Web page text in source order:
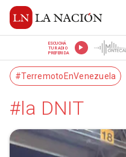
ESCUCHÁ
TU RADIO
PREFERIDA
#TerremotoEnVenezuela
#la DNIT